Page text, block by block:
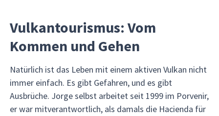
Vulkantourismus: Vom
Kommen und Gehen
Natürlich ist das Leben mit einem aktiven Vulkan nicht
immer einfach. Es gibt Gefahren, und es gibt
Ausbrüche. Jorge selbst arbeitet seit 1999 im Porvenir,
er war mitverantwortlich, als damals die Hacienda für